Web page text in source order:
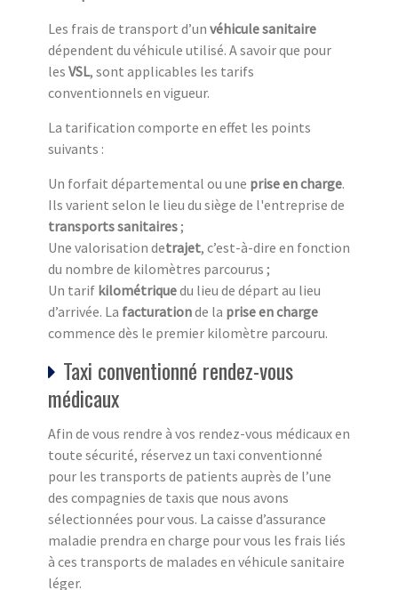
Les frais de transport d’un véhicule sanitaire
dépendent du véhicule utilisé. A savoir que pour
les VSL, sont applicables les tarifs
conventionnels en vigueur.
La tarification comporte en effet les points
suivants :
Un forfait départemental ou une prise en charge.
Ils varient selon le lieu du siège de l'entreprise de
transports sanitaires;
Une valorisation detrajet, c’est-à-dire en fonction
du nombre de kilomètres parcourus ;
Un tarif kilométriquedu lieu de départ au lieu
d’arrivée. La facturationde la prise en charge
commence dès le premier kilomètre parcouru.
Taxi conventionné rendez-vous
médicaux
Afin de vous rendre à vos rendez-vous médicaux en
toute sécurité, réservez un taxi conventionné
pour les transports de patients auprès de l’une
des compagnies de taxis que nous avons
sélectionnées pour vous. La caisse d’assurance
maladie prendra en charge pour vous les frais liés
à ces transports de malades en véhicule sanitaire
léger.